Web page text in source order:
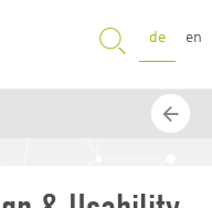
SUCHEde en